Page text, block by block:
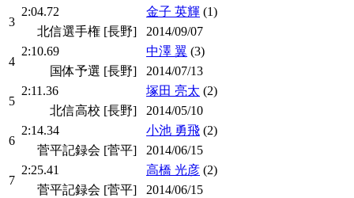
3
2:04.72 金子 英輝 (1)
北信選手権 [長野]
2014/09/07
4
2:10.69 中澤 翼 (3)
国体予選 [長野]
2014/07/13
5
2:11.36 塚田 亮太 (2)
北信高校 [長野]
2014/05/10
6
2:14.34 小池 勇飛 (2)
菅平記録会 [菅平]
2014/06/15
7
2:25.41 高橋 光彦 (2)
菅平記録会 [菅平]
2014/06/15